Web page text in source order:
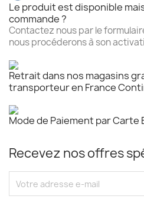
Le produit est disponible
commande ?
Contactez nous par le
nous procéderons à son
Retrait dans nos magasins
transporteur en France
Mode de Paiement par Carte
Recevez nos offres